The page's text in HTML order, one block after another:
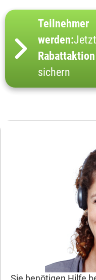
Teilnehmer
werden:Jetzt
Rabattaktion
sichern